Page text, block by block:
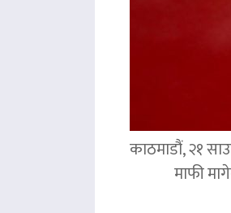
काठमाडौं, २१
माफी